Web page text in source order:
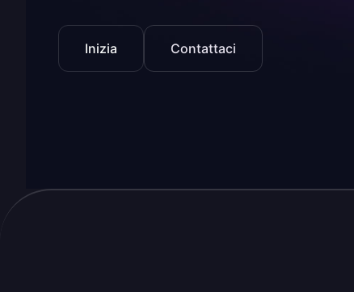
Inizia Contattaci